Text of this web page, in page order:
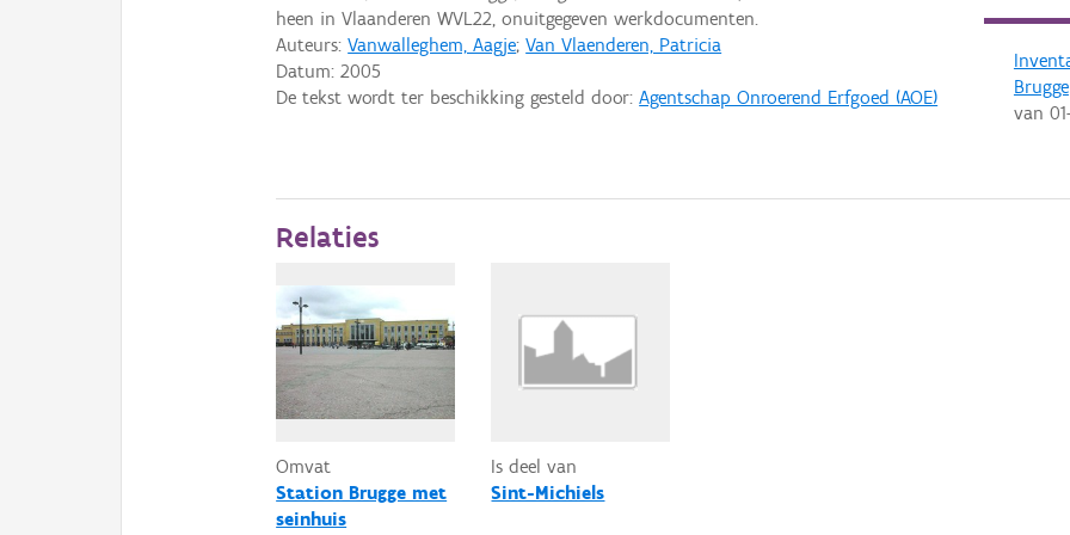
Brugge
van
heen in Vlaanderen WVL22, onuitgegeven werkdocumenten.
Auteurs:Vanwalleghem, Aagje;Van Vlaenderen, Patricia
Datum:2005
De tekst wordt ter beschikking gesteld door:Agentschap Onroerend Erfgoed (AOE)
Relaties
Omvat
Station Brugge met
seinhuis
Is deel van
Sint-Michiels